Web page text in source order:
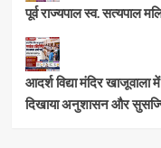
पूर्व राज्यपाल स्व. सत्यपाल
आदर्श विद्या मंदिर खाजूवाला
दिखाया अनुशासन और